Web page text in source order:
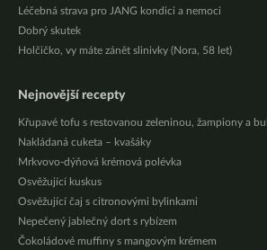
Léčebná strava pro JANG kondici a nemoci
Dobrý skutek
Holčičko, vy máte zánět slinivky (Nora, 58 let)
Nejnovější recepty
Křupavé tofu s restovanou zeleninou, žampiony a
Nakládaná cuketa – kvašáky
Mrkvovo-dýňová krémová polévka
Osvěžující kuskus
Osvěžující čaj s citronovými bylinkami
Nepečený jablečný dort s rybízem
Čokoládové muffiny s mangovým krémem